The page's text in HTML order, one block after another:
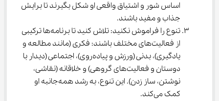
اساس شور و اشتیاق واقعی او شکل بگیرند تا برایش
جذاب و مفید باشند.
تنوع را فراموش نکنید: تلاش کنید تا برنامه‌ها ترکیبی
از فعالیت‌های مختلف باشند: فکری (مانند مطالعه و
یادگیری)، بدنی (ورزش و پیاده‌روی)، اجتماعی (دیدار با
دوستان و فعالیت‌های گروهی) و خلاقانه (نقاشی،
نوشتن، ساز زدن). این تنوع، به رشد همه‌جانبه او
کمک می‌کند.